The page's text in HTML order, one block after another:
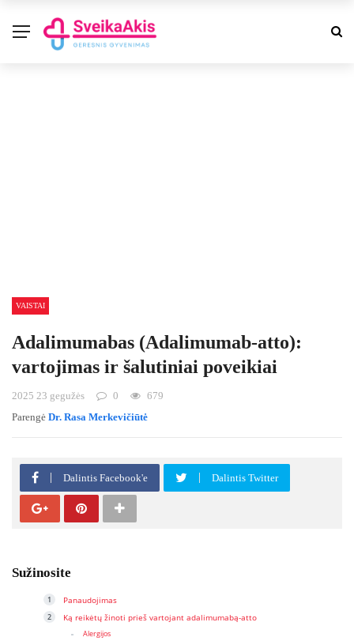
VAISTAI
Adalimumabas (Adalimumab-atto):
vartojimas ir šalutiniai poveikiai
2025 23 gegužės 0
679
Parengė Dr. Rasa Merkevičiūtė
Dalintis Facebook'e Dalintis Twitter
Sužinosite
Panaudojimas
Ką reikėtų žinoti prieš vartojant adalimumabą-atto
Alergijos